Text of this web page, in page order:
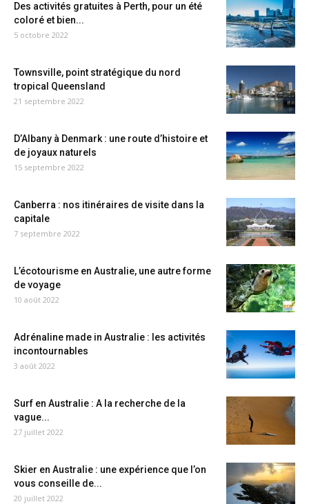
Des activités gratuites à Perth, pour un été
coloré et bien...
5 octobre 2022
Townsville, point stratégique du nord
tropical Queensland
21 septembre 2022
D’Albany à Denmark : une route d’histoire et
de joyaux naturels
15 septembre 2022
Canberra : nos itinéraires de visite dans la
capitale
7 septembre 2022
L’écotourisme en Australie, une autre forme
de voyage
10 août 2022
Adrénaline made in Australie : les activités
incontournables
3 août 2022
Surf en Australie : A la recherche de la
vague...
27 juillet 2022
Skier en Australie : une expérience que l’on
vous conseille de...
20 juillet 2022